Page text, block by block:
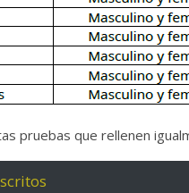
pruebas que rellenen